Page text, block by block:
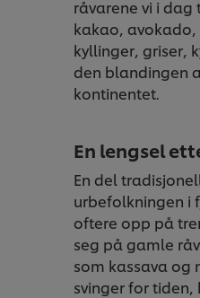
råvarene vi i
kakao,
kyllinger, griser,
den blandingen
kontinentet.
En lengsel
En del
urbefolkningen i
oftere opp på
seg på gamle
som kassava og
svinger for tiden,